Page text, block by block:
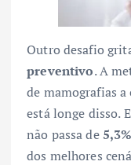
Outro desafio
preventivo. A
de mamografias
está longe disso.
não passa de5,3%
dos melhores